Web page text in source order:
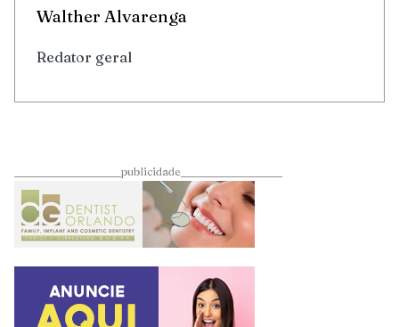
Walther Alvarenga
Redator geral
____________________publicidade___________________